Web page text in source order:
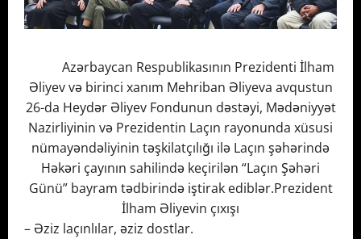
Azərbaycan Respublikasının Prezidenti İlham
Əliyev və birinci xanım Mehriban Əliyeva avqustun
26-da Heydər Əliyev Fondunun dəstəyi, Mədəniyyət
Nazirliyinin və Prezidentin Laçın rayonunda xüsusi
nümayəndəliyinin təşkilatçılığı ilə Laçın şəhərində
Həkəri çayının sahilində keçirilən “Laçın Şəhəri
Günü” bayram tədbirində iştirak ediblər.Prezident
İlham Əliyevin çıxışı
– Əziz laçınlılar, əziz dostlar.